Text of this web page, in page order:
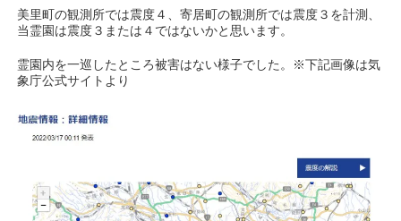
美里町の観測所では震度４、寄居町の観測所では震度３を計測、
当霊園は震度３または４ではないかと思います。
霊園内を一巡したところ被害はない様子でした。※下記画像は気
象庁公式サイトより